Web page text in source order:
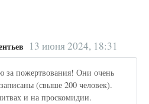
13 июня 2024, 18:31
за пожертвования! Они очень
(свыше 200 человек).
и на проскомидии.